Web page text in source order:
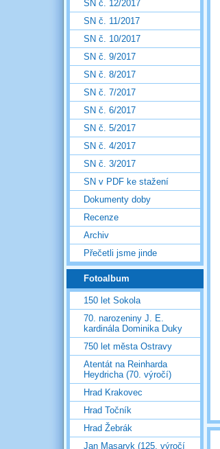
SN č. 12/2017
SN č. 11/2017
SN č. 10/2017
SN č. 9/2017
SN č. 8/2017
SN č. 7/2017
SN č. 6/2017
SN č. 5/2017
SN č. 4/2017
SN č. 3/2017
SN v PDF ke stažení
Dokumenty doby
Recenze
Archiv
Přečetli jsme jinde
Fotoalbum
150 let Sokola
70. narozeniny J. E.
kardinála Dominika Duky
750 let města Ostravy
Atentát na Reinharda
Heydricha (70. výročí)
Hrad Krakovec
Hrad Točník
Hrad Žebrák
Jan Masaryk (125. výročí